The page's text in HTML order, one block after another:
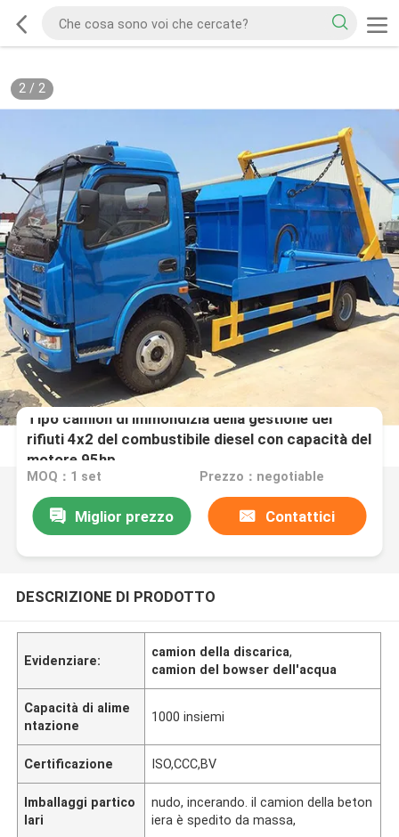
2/ 2
Tipo camion di immondizia della gestione dei
rifiuti 4x2 del combustibile diesel con capacità del
motore 95hp
MOQ：1 set Prezzo：negotiable
Miglior prezzo Contattici
DESCRIZIONE DI PRODOTTO
Evidenziare:
camion della discarica,
camion del bowser dell'acqua
Capacità di alime
ntazione
1000 insiemi
Certificazione ISO,CCC,BV
Imballaggi partico
lari
nudo, incerando. il camion della beton
iera è spedito da massa,